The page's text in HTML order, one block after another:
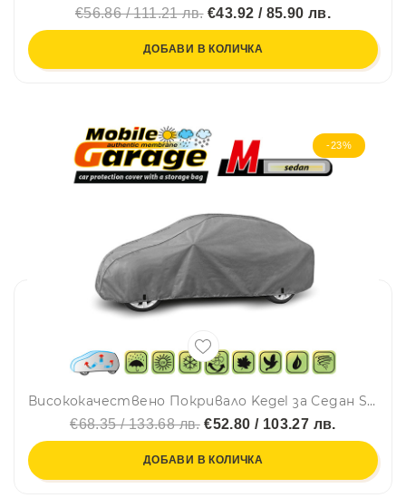
€56.86 / 111.21 лв.€43.92 / 85.90 лв.
ДОБАВИ В КОЛИЧКА
-23%
Висококачествено Покривало Kegel за Седан Sedan Автомобил Серия Mobile размер M 380 - 425см х 126 - 136см
€68.35 / 133.68 лв.€52.80 / 103.27 лв.
ДОБАВИ В КОЛИЧКА